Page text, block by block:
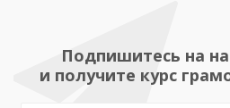
Подпишитесь на
и получите курс